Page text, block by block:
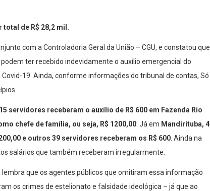
de R$ 28,2 mil.
com a Controladoria Geral da União – CGU, e constatou que
ter recebido indevidamente o auxílio emergencial do
19. Ainda, conforme informações do tribunal de contas, Só
servidores receberam o auxílio de R$ 600 em Fazenda Rio
chefe de família, ou seja, R$ 1200,00 . Já em Mandirituba, 4
e outros 39 servidores receberam os R$ 600 . Ainda na
salários que também receberam irregularmente.
que os agentes públicos que omitiram essa informação
os crimes de estelionato e falsidade ideológica – já que ao